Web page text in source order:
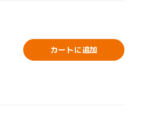
カートに追加